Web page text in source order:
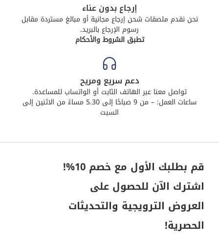
إرجاع بدون عناء
نحن نقدم ملصقات شحن إرجاع مجانية أو مبالغ مستردة مقابل
رسوم الإرجاع بالبريد.
تطبق الشروط والأحكام
دعم سريع ومريح
تواصل معنا عبر الهاتف الثابت أو الواتساب للمساعدة.
ساعات العمل: – من 9 صباحًا إلى 5.30 مساءً من الاثنين إلى
السبت
قم بطلبك الأول مع خصم 10%!
اشترك الآن للحصول على
العروض الترويجية والتحديثات
الحصرية!